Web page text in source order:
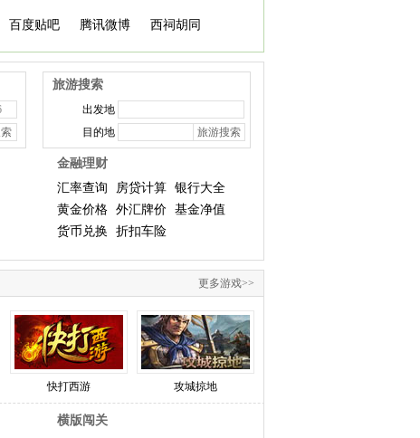
百度贴吧 腾讯微博 西祠胡同
旅游搜索
出发地
目的地
金融理财
汇率查询
房贷计算 银行大全
黄金价格 外汇牌价 基金净值
货币兑换
折扣车险
更多游戏>>
快打西游 攻城掠地
横版闯关